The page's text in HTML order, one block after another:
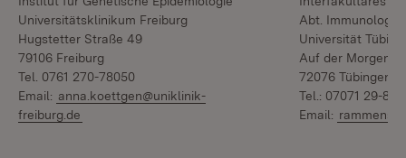
Universitätsklinikum Freiburg
Hugstetter Straße 49
79106 Freiburg
Tel. 0761 270-78050
Email: anna.koettgen@uniklinik-
freiburg.de
Abt. Immunologie
Universität
Auf der
72076 Tübingen
Tel.: 07071 29-
Email: